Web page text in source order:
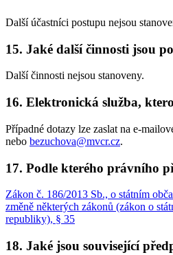
Další účastníci postupu nejsou
15. Jaké další činnosti jsou
Další činnosti nejsou stanoveny.
16. Elektronická služba,
Případné dotazy lze zaslat na e-
nebo bezuchova@mvcr.cz.
17. Podle kterého právního
Zákon č. 186/2013 Sb., o státním
změně některých zákonů (zákon o
republiky), § 35
18. Jaké jsou související